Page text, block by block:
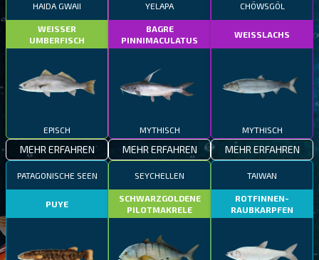
HAIDA GWAII
WEISSER
UMBERFISCH
EPISCH
MEHR ERFAHREN
YELAPA
BAGRE
PINNIMACULATUS
MYTHISCH
MEHR ERFAHREN
CHÖWSGÖL
WEISSLACHS
MYTHISCH
MEHR ERFAHREN
PATAGONISCHE SEEN
PUYE
SEYCHELLEN
SCHWARZGOLDENE
PILOTMAKRELE
TAIWAN
ROTFINNEN-
RAUBKARPFEN